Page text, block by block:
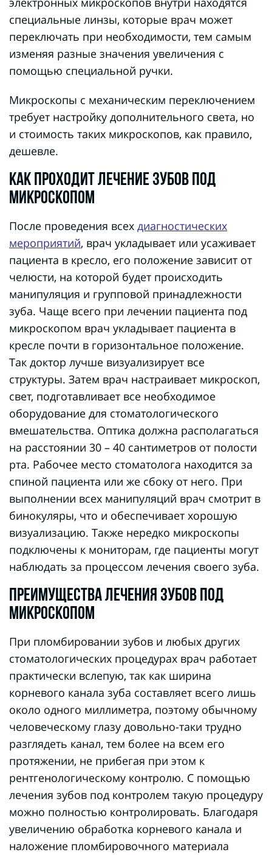
специальные линзы, которые врач может
переключать при необходимости, тем самым
изменяя разные значения увеличения с
помощью специальной ручки.
Микроскопы с механическим переключением
требует настройку дополнительного света, но
и стоимость таких микроскопов, как правило,
дешевле.
КАК ПРОХОДИТ ЛЕЧЕНИЕ ЗУБОВ ПОД
МИКРОСКОПОМ
После проведения всех диагностических
мероприятий, врач укладывает или усаживает
пациента в кресло, его положение зависит от
челюсти, на которой будет происходить
манипуляция и групповой принадлежности
зуба. Чаще всего при лечении пациента под
микроскопом врач укладывает пациента в
кресле почти в горизонтальное положение.
Так доктор лучше визуализирует все
структуры. Затем врач настраивает микроскоп,
свет, подготавливает все необходимое
оборудование для стоматологического
вмешательства. Оптика должна располагаться
на расстоянии 30 – 40 сантиметров от полости
рта. Рабочее место стоматолога находится за
спиной пациента или же сбоку от него. При
выполнении всех манипуляций врач смотрит в
бинокуляры, что и обеспечивает хорошую
визуализацию. Также нередко микроскопы
подключены к мониторам, где пациенты могут
наблюдать за процессом лечения своего зуба.
ПРЕИМУЩЕСТВА ЛЕЧЕНИЯ ЗУБОВ ПОД
МИКРОСКОПОМ
При пломбировании зубов и любых других
стоматологических процедурах врач работает
практически вслепую, так как ширина
корневого канала зуба составляет всего лишь
около одного миллиметра, поэтому обычному
человеческому глазу довольно-таки трудно
разглядеть канал, тем более на всем его
протяжении, не прибегая при этом к
рентгенологическому контролю. С помощью
лечения зубов под контролем такую процедуру
можно полностью контролировать. Благодаря
увеличению обработка корневого канала и
наложение пломбировочного материала